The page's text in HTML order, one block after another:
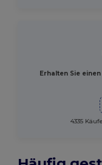
Erhalten Sie
4335